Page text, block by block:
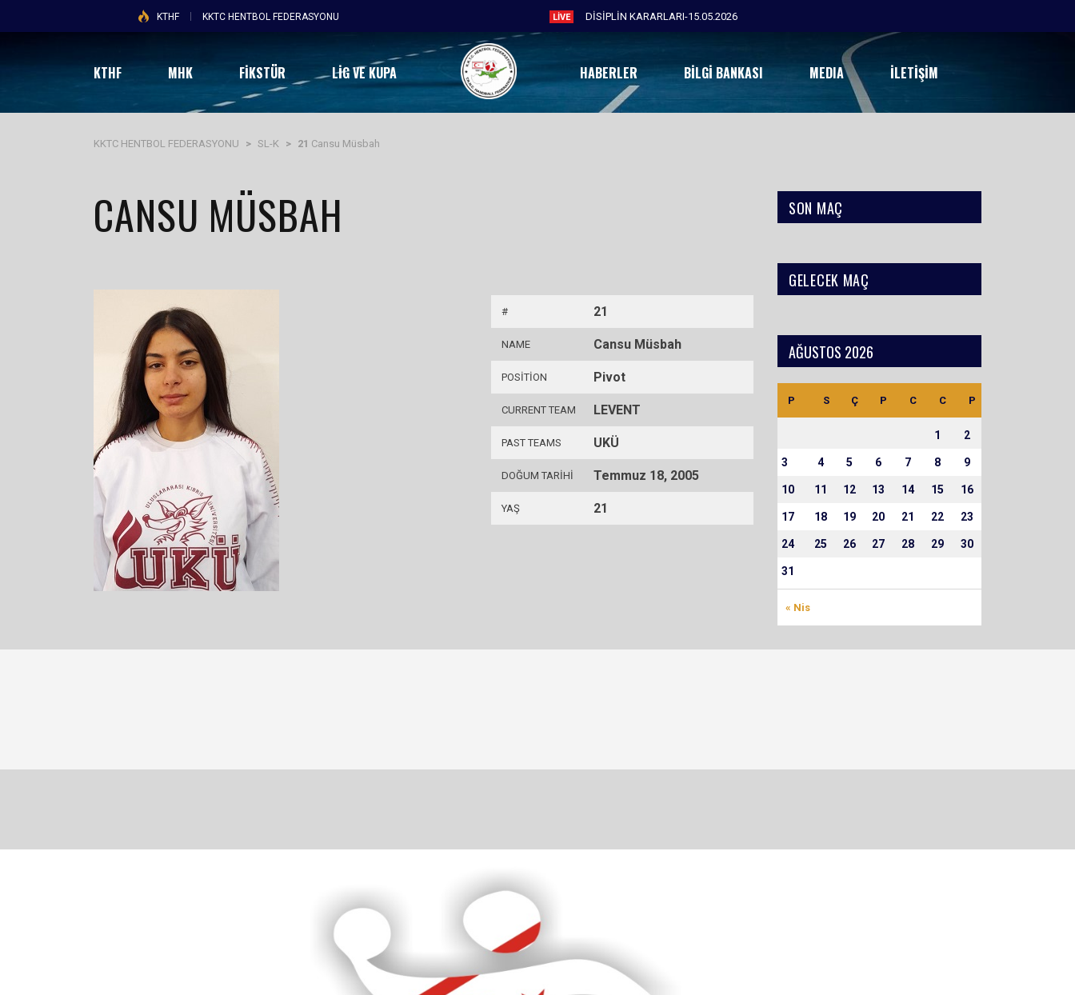
KTHF KKTC HENTBOL FEDERASYONU LIVE DİSİPLİN KARARLARI-15.05.2026
KTHF MHK FİKSTÜR LIG VE KUPA HABERLER BILGI BANKASI MEDIA İLETIŞIM
KKTC HENTBOL FEDERASYONU > SL-K > 21 Cansu Müsbah
CANSU MÜSBAH
# 21
NAME Cansu Müsbah
POSITION Pivot
CURRENT TEAM LEVENT
PAST TEAMS UKÜ
DOĞUM TARIHI Temmuz 18, 2005
YAŞ 21
SON MAÇ
GELECEK MAÇ
AĞUSTOS 2026
P S Ç P C C P
« Nis
1 2
3 4 5 6 7 8 9
10 11 12 13 14 15 16
17 18 19 20 21 22 23
24 25 26 27 28 29 30
31